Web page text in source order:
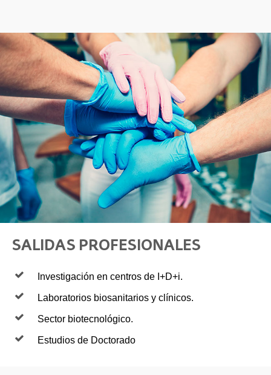
SALIDAS PROFESIONALES
Investigación en centros de I+D+i.
Laboratorios biosanitarios y clínicos.
Sector biotecnológico.
Estudios de Doctorado